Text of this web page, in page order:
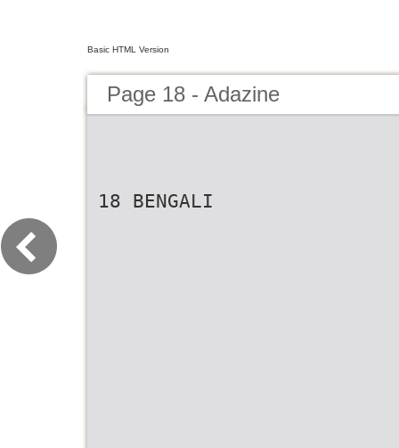
Basic HTML Version
Page 18 - Adazine
18 BENGALI